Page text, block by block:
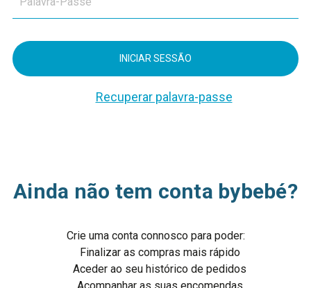
Recuperar palavra-passe
Ainda não tem conta bybebé?
Crie uma conta connosco para poder:
Finalizar as compras mais rápido
Aceder ao seu histórico de pedidos